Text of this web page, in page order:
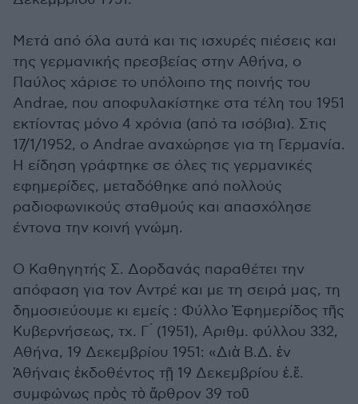
Μετά από όλα αυτά και τις ισχυρές πιέσεις και
της γερμανικής πρεσβείας στην Αθήνα, ο
Παύλος χάρισε το υπόλοιπο της ποινής του
Andrae, που αποφυλακίστηκε στα τέλη του 1951
εκτίοντας μόνο 4 χρόνια (από τα ισόβια). Στις
17/1/1952, ο Andrae αναχώρησε για τη Γερμανία.
Η είδηση γράφτηκε σε όλες τις γερμανικές
εφημερίδες, μεταδόθηκε από πολλούς
ραδιοφωνικούς σταθμούς και απασχόλησε
έντονα την κοινή γνώμη.
Ο Καθηγητής Σ. Δορδανάς παραθέτει την
απόφαση για τον Αντρέ και με τη σειρά μας, τη
δημοσιεύουμε κι εμείς : Φύλλο Ἐφημερίδος τῆς
Κυβερνήσεως, τχ. Γ ́ (1951), Αριθμ. φύλλου 332,
Αθήνα, 19 Δεκεμβρίου 1951: «Διὰ Β.Δ. ἐν
Ἀθήναις ἐκδοθέντος τῇ 19 Δεκεμβρίου ἐ.ἔ.
συμφώνως πρὸς τὸ ἄρθρον 39 τοῦ